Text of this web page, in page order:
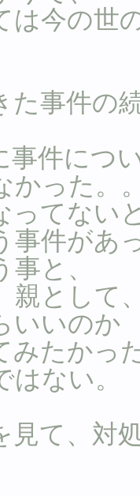
は今の世
た事件の
事件につ
かった。
ってない
事件があ
と、
親として
いいのか
みたかっ
ない。
見て、対